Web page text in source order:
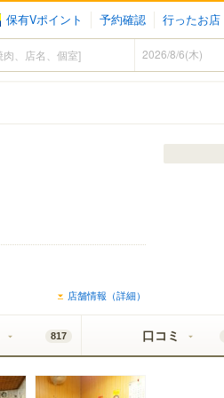
保有Vポイント 予約確認 行ったお店
店舗情報（詳細）
817 口コミ